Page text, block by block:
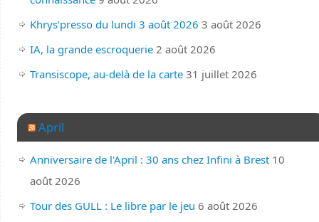
Khrys’presso du lundi 3 août 2026 3 août 2026
IA, la grande escroquerie 2 août 2026
Transiscope, au-delà de la carte 31 juillet 2026
April
Anniversaire de l'April : 30 ans chez Infini à Brest 10
août 2026
Tour des GULL : Le libre par le jeu 6 août 2026